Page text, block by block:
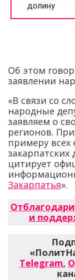
Об этом
заявлении
«В связи со
народные
заявляем о
регионов.
примеру
закарпатских
цитирует
Закарпатья».
и
Telegram,